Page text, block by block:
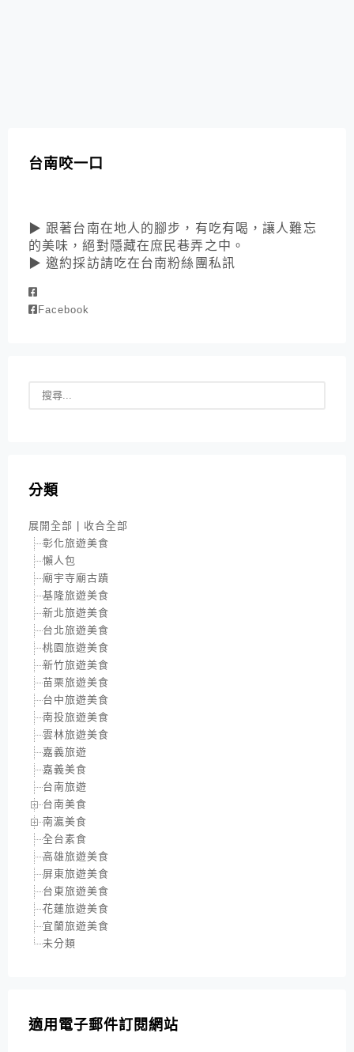
台南咬一口
▶ 跟著台南在地人的腳步，有吃有喝，讓人難忘
的美味，絕對隱藏在庶民巷弄之中。
▶ 邀約採訪請吃在台南粉絲團私訊
Facebook
分類
展開全部
收合全部
彰化旅遊美食
懶人包
廟宇寺廟古蹟
基隆旅遊美食
新北旅遊美食
台北旅遊美食
桃園旅遊美食
新竹旅遊美食
苗栗旅遊美食
台中旅遊美食
南投旅遊美食
雲林旅遊美食
嘉義旅遊
嘉義美食
台南旅遊
台南美食
南瀛美食
全台素食
高雄旅遊美食
屏東旅遊美食
台東旅遊美食
花蓮旅遊美食
宜蘭旅遊美食
未分類
適用電子郵件訂閱網站